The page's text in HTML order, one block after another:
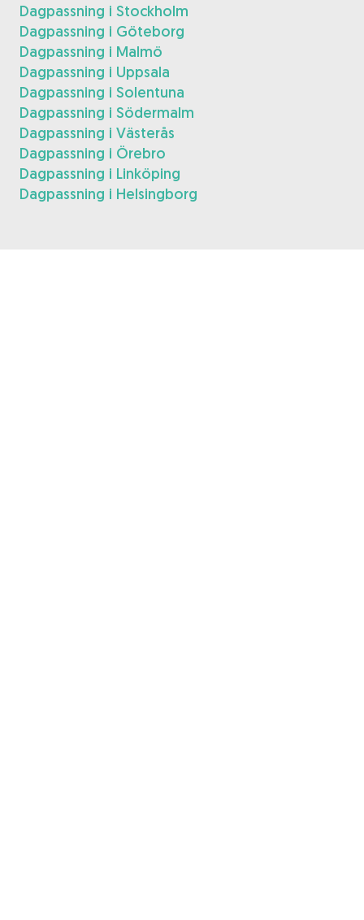
Dagpassning i Stockholm
Dagpassning i Göteborg
Dagpassning i Malmö
Dagpassning i Uppsala
Dagpassning i Solentuna
Dagpassning i Södermalm
Dagpassning i Västerås
Dagpassning i Örebro
Dagpassning i Linköping
Dagpassning i Helsingborg